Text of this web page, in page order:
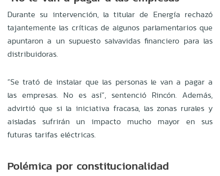
Durante su intervención, la titular de Energía rechazó
tajantemente las críticas de algunos parlamentarios que
apuntaron a un supuesto salvavidas financiero para las
distribuidoras.
“Se trató de instalar que las personas le van a pagar a
las empresas. No es así”, sentenció Rincón. Además,
advirtió que si la iniciativa fracasa, las zonas rurales y
aisladas sufrirán un impacto mucho mayor en sus
futuras tarifas eléctricas.
Polémica por constitucionalidad